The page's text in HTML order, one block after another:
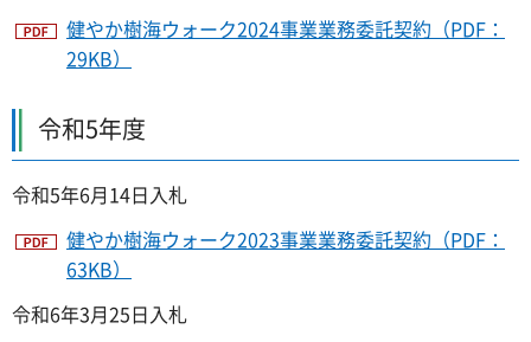
健やか樹海ウォーク2024事業業務委託契約（PDF：
29KB）
令和5年度
令和5年6月14日入札
健やか樹海ウォーク2023事業業務委託契約（PDF：
63KB）
令和6年3月25日入札